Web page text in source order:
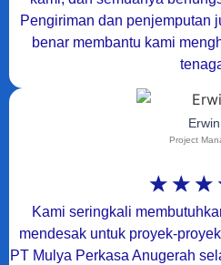
Pengiriman dan penjemputan
benar membantu kami
Erwin
Project
☆ ☆ ☆
Kami seringkali
mendesak untuk proyek-
PT Mulya Perkasa Anugerah